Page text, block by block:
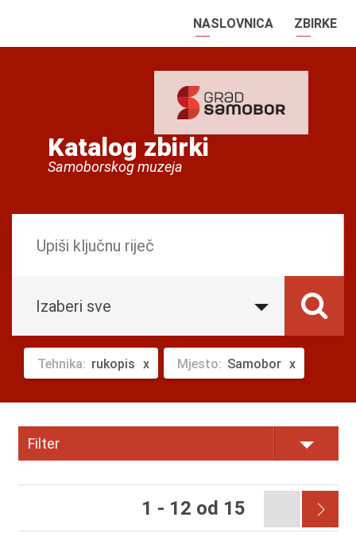
NASLOVNICA ZBIRKE
Katalog zbirki
Samoborskog muzeja
Izaberi sve
Tehnika: rukopis Mjesto: Samobor
Filter
1 - 12 od 15